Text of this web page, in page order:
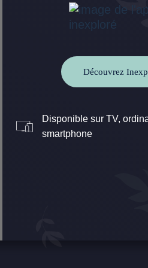
Découvrez
Disponible sur TV,
smartphone